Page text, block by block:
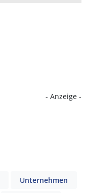
- Anzeige -
Unternehmen